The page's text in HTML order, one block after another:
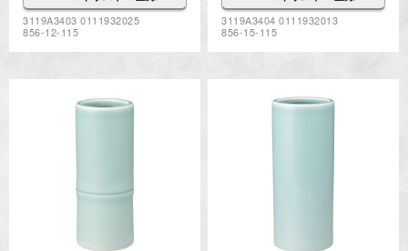
3119A3403 0111932025
856-12-115
3119A3404 0111932013
856-15-115